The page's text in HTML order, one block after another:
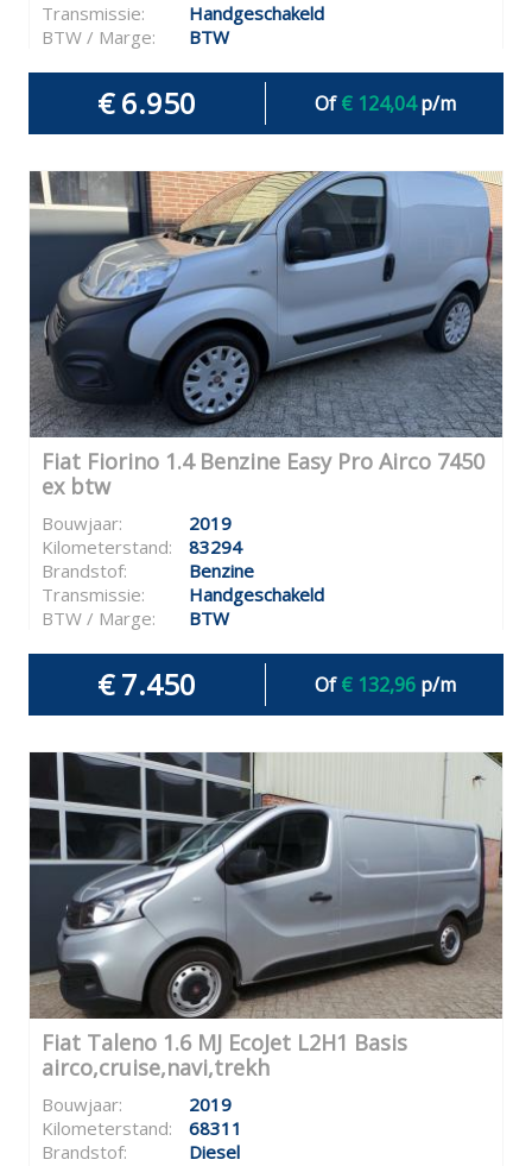
Transmissie:
Handgeschakeld
BTW / Marge:
BTW
€ 6.950 Of€ 124,04p/m
Fiat Fiorino 1.4 Benzine Easy Pro Airco 7450
ex btw
Bouwjaar:
2019
Kilometerstand:
83294
Brandstof:
Benzine
Transmissie:
Handgeschakeld
BTW / Marge:
BTW
€ 7.450 Of€ 132,96p/m
Fiat Taleno 1.6 MJ EcoJet L2H1 Basis
airco,cruise,navi,trekh
Bouwjaar:
2019
Kilometerstand:
68311
Brandstof:
Diesel